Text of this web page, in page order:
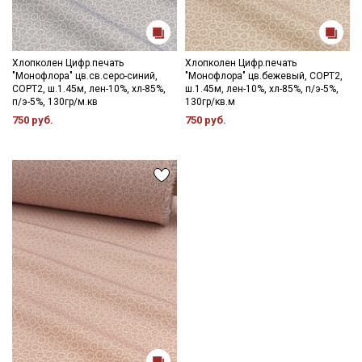
Хлопколен Цифр.печать
"Монофлора" цв.св.серо-синий,
СОРТ2, ш.1.45м, лен-10%, хл-85%,
п/э-5%, 130гр/м.кв
750 руб.
Хлопколен Цифр.печать
"Монофлора" цв.бежевый, СОРТ2,
ш.1.45м, лен-10%, хл-85%, п/э-5%,
130гр/кв.м
750 руб.